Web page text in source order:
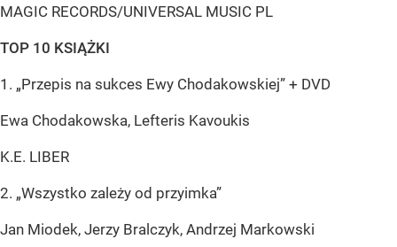
MAGIC RECORDS/UNIVERSAL MUSIC PL
TOP 10 KSIĄŻKI
1. „Przepis na sukces Ewy Chodakowskiej” + DVD
Ewa Chodakowska, Lefteris Kavoukis
K.E. LIBER
2. „Wszystko zależy od przyimka”
Jan Miodek, Jerzy Bralczyk, Andrzej Markowski